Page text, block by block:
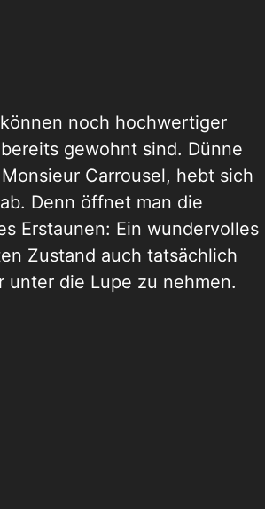
noch hochwertiger
gewohnt sind. Dünne
Carrousel, hebt sich
Denn öffnet man die
Erstaunen: Ein wundervolles
Zustand auch tatsächlich
die Lupe zu nehmen.